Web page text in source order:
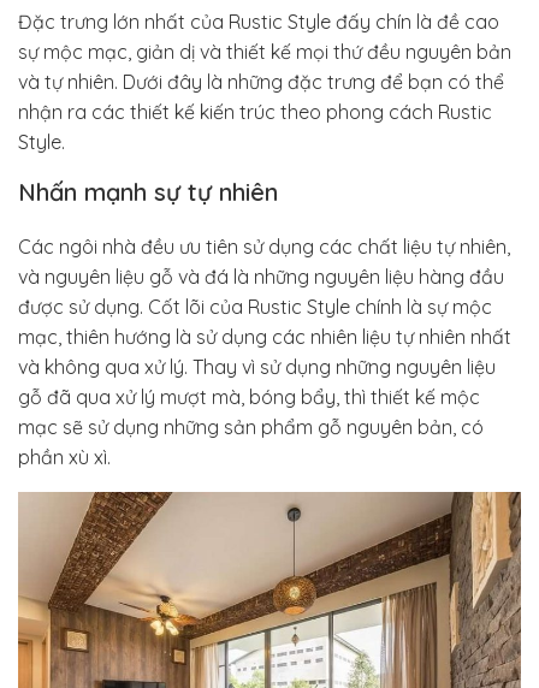
Đặc trưng lớn nhất của Rustic Style đấy chín là đề cao
sự mộc mạc, giản dị và thiết kế mọi thứ đều nguyên bản
và tự nhiên. Dưới đây là những đặc trưng để bạn có thể
nhận ra các thiết kế kiến trúc theo phong cách Rustic
Style.
Nhấn mạnh sự tự nhiên
Các ngôi nhà đều ưu tiên sử dụng các chất liệu tự nhiên,
và nguyên liệu gỗ và đá là những nguyên liệu hàng đầu
được sử dụng. Cốt lõi của Rustic Style chính là sự mộc
mạc, thiên hướng là sử dụng các nhiên liệu tự nhiên nhất
và không qua xử lý. Thay vì sử dụng những nguyên liệu
gỗ đã qua xử lý mượt mà, bóng bẩy, thì thiết kế mộc
mạc sẽ sử dụng những sản phẩm gỗ nguyên bản, có
phần xù xì.